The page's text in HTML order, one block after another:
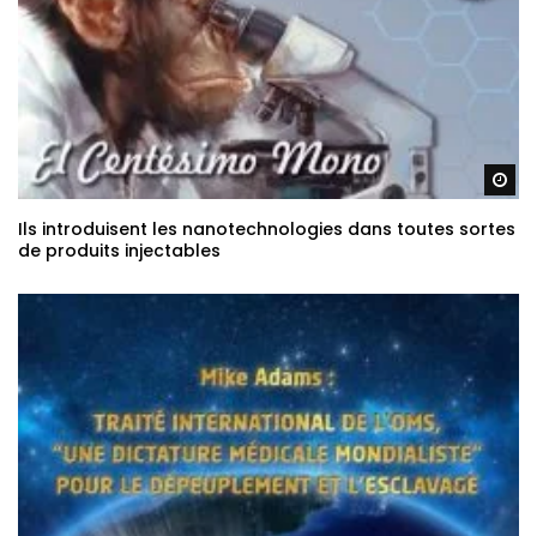
Ils introduisent les nanotechnologies dans toutes sortes
de produits injectables